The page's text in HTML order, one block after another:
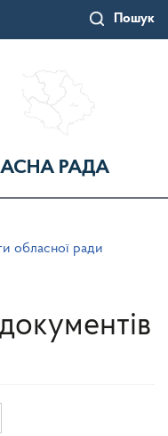
Пошук
РАДА
обласної ради